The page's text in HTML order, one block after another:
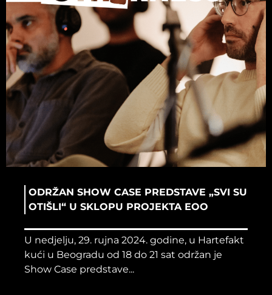
ODRŽAN SHOW CASE PREDSTAVE „SVI SU
OTIŠLI“ U SKLOPU PROJEKTA EOO
U nedjelju, 29. rujna 2024. godine, u Hartefakt
kući u Beogradu od 18 do 21 sat održan je
Show Case predstave...